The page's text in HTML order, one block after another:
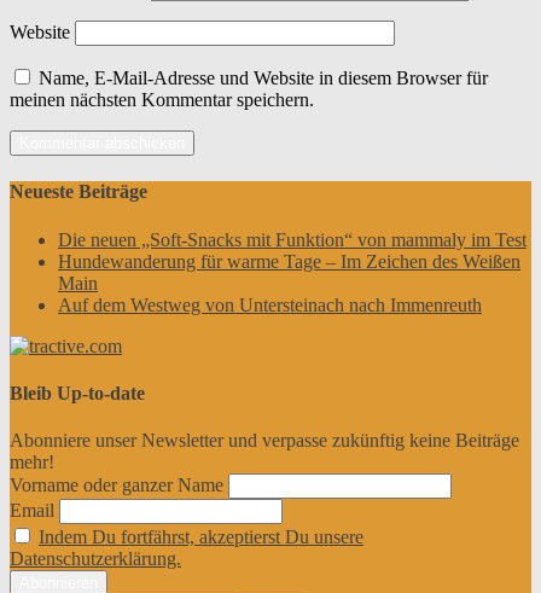
Website
Name, E-Mail-Adresse und Website in diesem Browser für
meinen nächsten Kommentar speichern.
Neueste Beiträge
Die neuen „Soft-Snacks mit Funktion“ von mammaly im Test
Hundewanderung für warme Tage – Im Zeichen des Weißen
Main
Auf dem Westweg von Untersteinach nach Immenreuth
Bleib Up-to-date
Abonniere unser Newsletter und verpasse zukünftig keine Beiträge
mehr!
Vorname oder ganzer Name
Email
Indem Du fortfährst, akzeptierst Du unsere
Datenschutzerklärung.